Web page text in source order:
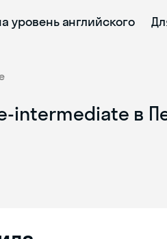
уровень английского
intermediate в